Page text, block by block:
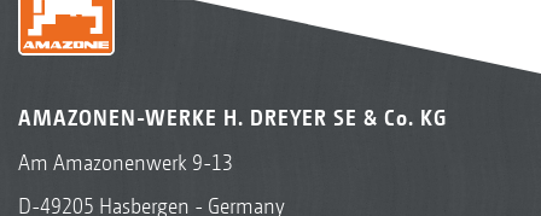
AMAZONEN-WERKE H. DREYER SE & Co. KG
Am Amazonenwerk 9-13
D-49205 Hasbergen - Germany